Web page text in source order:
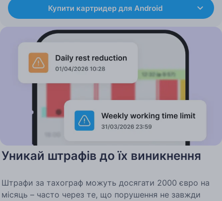
Купити картридер для Android
Уникай штрафів до їх виникнення
Штрафи за тахограф можуть досягати 2000 євро на
місяць – часто через те, що порушення не завжди